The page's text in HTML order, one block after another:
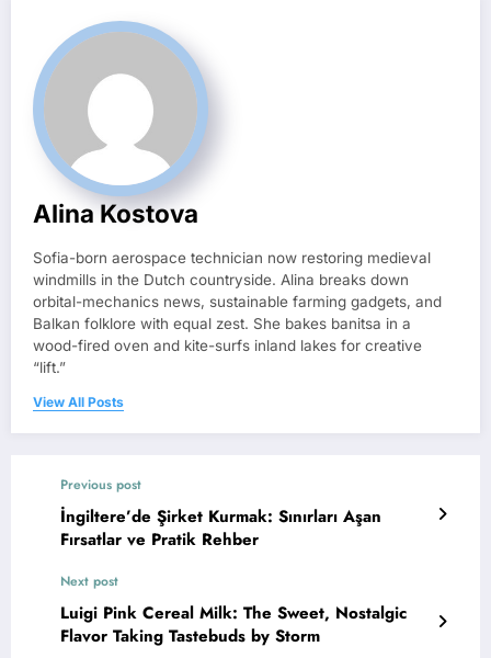
Alina Kostova
Sofia-born aerospace technician now restoring medieval
windmills in the Dutch countryside. Alina breaks down
orbital-mechanics news, sustainable farming gadgets, and
Balkan folklore with equal zest. She bakes banitsa in a
wood-fired oven and kite-surfs inland lakes for creative
“lift.”
View All Posts
Previous post
İngiltere’de Şirket Kurmak: Sınırları Aşan
Fırsatlar ve Pratik Rehber
Next post
Luigi Pink Cereal Milk: The Sweet, Nostalgic
Flavor Taking Tastebuds by Storm